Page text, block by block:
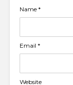
Name *
Email *
Website